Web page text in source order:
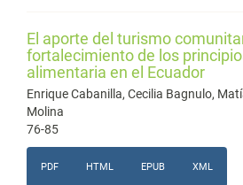
El aporte del turismo
fortalecimiento de los
alimentaria en el Ecuador
Enrique Cabanilla, Cecilia Bagnulo,
Molina
76-85
PDF HTML EPUB XML